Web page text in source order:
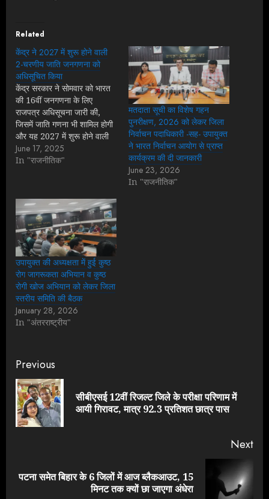
Related
केंद्र ने 2027 में शुरू होने वाली
2-चरणीय जाति जनगणना को
अधिसूचित किया
केंद्र सरकार ने सोमवार को भारत
की 16वीं जनगणना के लिए
राजपत्र अधिसूचना जारी की,
जिसमें जाति गणना भी शामिल होगी
और यह 2027 में शुरू होने वाली
है। यह महत्वपूर्ण कार्य 16 साल के
अंतराल के बाद किया जाएगा,
June 17, 2025
In "राजनीतिक"
मतदाता सूची का विशेष गहन
पुनरीक्षण, 2026 को लेकर जिला
निर्वाचन पदाधिकारी -सह- उपायुक्त
ने भारत निर्वाचन आयोग से प्राप्त
कार्यक्रम की दी जानकारी
June 23, 2026
In "राजनीतिक"
उपायुक्त की अध्यक्षता में हुई कुष्ठ
रोग जागरूकता अभियान व कुष्ठ
रोगी खोज अभियान को लेकर जिला
स्तरीय समिति की बैठक
January 28, 2026
In "अंतरराष्ट्रीय"
Continue
Reading
Previous
सीबीएसई 12वीं रिजल्ट जिले के परीक्षा परिणाम में
आयी गिरावट, मात्र 92.3 प्रतिशत छात्र पास
Next
Next
पटना समेत बिहार के 6 जिलों में आज ब्लैकआउट, 15
मिनट तक क्यों छा जाएगा अंधेरा